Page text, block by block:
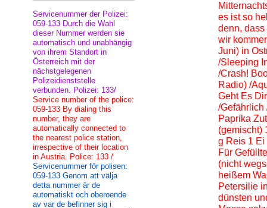
es ist so
denn, dass
wir
Juni) in
/Sleeping
/Crash!
Radio) /
Geht Es
/Gefährlich
Paprika
(gemischt)
g Reis 1 Ei
Für
(nicht
heißem
Petersilie
dünsten
Servicenummer der Polizei:
059-133 Durch die Wahl
dieser Nummer werden sie
automatisch und unabhängig
von ihrem Standort in
Österreich mit der
nächstgelegenen
Polizeidienststelle
verbunden. Polizei: 133/
Service number of the police:
059-133 By dialing this
number, they are
automatically connected to
the nearest police station,
irrespective of their location
in Austria. Police: 133 /
Servicenummer för polisen:
059-133 Genom att välja
detta nummer är de
automatiskt och oberoende
av var de befinner sig i